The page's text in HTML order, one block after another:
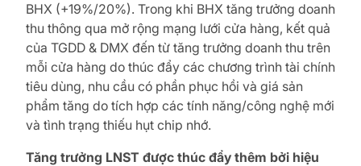
BHX (+19%/20%). Trong khi BHX tăng trưởng doanh
thu thông qua mở rộng mạng lưới cửa hàng, kết quả
của TGDD & DMX đến từ tăng trưởng doanh thu trên
mỗi cửa hàng do thúc đẩy các chương trình tài chính
tiêu dùng, nhu cầu có phần phục hồi và giá sản
phẩm tăng do tích hợp các tính năng/công nghệ mới
và tình trạng thiếu hụt chip nhớ.
Tăng trưởng LNST được thúc đẩy thêm bởi hiệu